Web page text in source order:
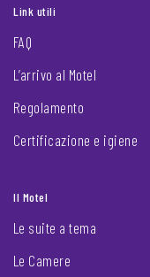
Link utili
FAQ
L’arrivo al Motel
Regolamento
Certificazione e igiene
Il Motel
Le suite a tema
Le Camere